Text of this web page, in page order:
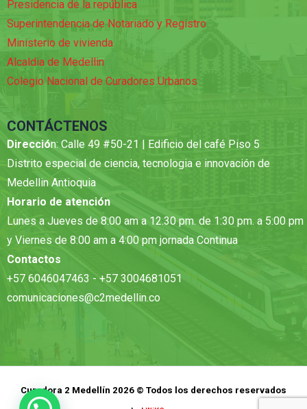
Presidencia de la república
Superintendencia de Notariado y Registro
Ministerio de vivienda
Alcaldia de Medellin
Colegio Nacional de Curadores Urbanos
CONTÁCTENOS
Dirección: Calle 49 #50-21 | Edificio del café Piso 5
Distrito especial de ciencia, tecnologia e innovación de
Medellin Antioquia
Horario de atención
Lunes a Jueves de 8:00 am a 12.30 pm. de 1:30 pm. a 5:00 pm
y Viernes de 8:00 am a 4:00 pm jornada Continua
Contactos
+57 6046047463 - +57 3004681051
comunicaciones@c2medellin.co
Curadora 2 Medellín 2026 © Todos los derechos reservados